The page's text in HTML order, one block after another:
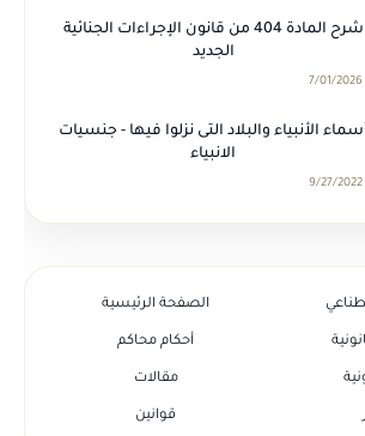
شرح المادة 404 من قانون الإجراءات الجنائية
الجديد
7/01/2026
الأنبياء والبلاد التى نزلوا فيها - جنسيات
الانبياء
9/27/2022
الصفحة الرئيسية
أحكام محاكم
مقالات
قوانين